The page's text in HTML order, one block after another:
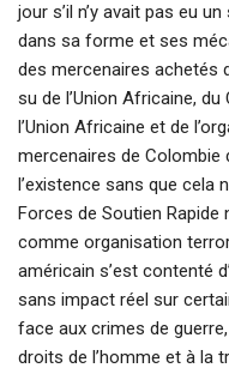
jour s’il n’y avait pas eu
dans sa forme et ses
des mercenaires achetés
su de l’Union Africaine,
l’Union Africaine et de
mercenaires de
l’existence sans que cela
Forces de Soutien
comme organisation
américain s’est contenté
sans impact réel sur
face aux crimes de
droits de l’homme et à la